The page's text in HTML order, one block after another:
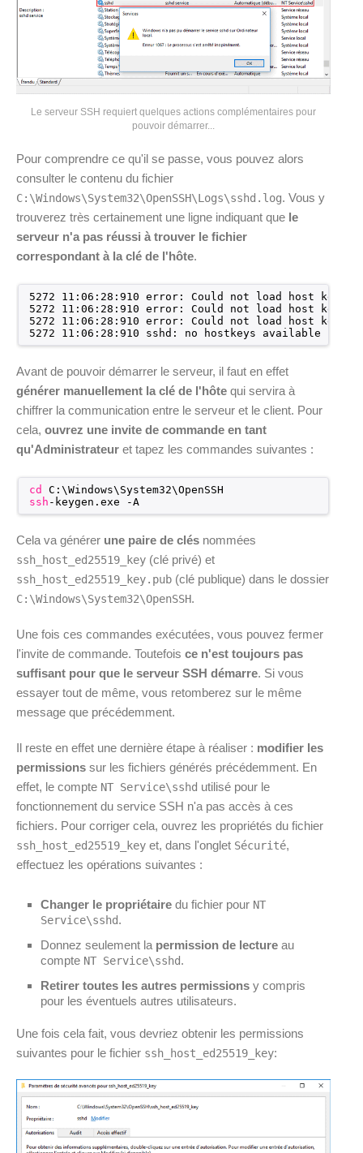
Le serveur SSH requiert quelques actions complémentaires pour
pouvoir démarrer...
Pour comprendre ce qu'il se passe, vous pouvez alors
consulter le contenu du fichier
C:\Windows\System32\OpenSSH\Logs\sshd.log. Vous y
trouverez très certainement une ligne indiquant que le
serveur n'a pas réussi à trouver le fichier
correspondant à la clé de l'hôte.
5272 11:06:28:910 error: Could not load host key: ./
5272 11:06:28:910 error: Could not load host key: ./
5272 11:06:28:910 error: Could not load host key: ./
5272 11:06:28:910 sshd: no hostkeys available --
Avant de pouvoir démarrer le serveur, il faut en effet
générer manuellement la clé de l'hôte qui servira à
chiffrer la communication entre le serveur et le client. Pour
cela, ouvrez une invite de commande en tant
qu'Administrateur et tapez les commandes suivantes :
cd
C:\Windows\System32\OpenSSH
ssh -keygen.exe -A
Cela va générer une paire de clés nommées
ssh_host_ed25519_key (clé privé) et
ssh_host_ed25519_key.pub (clé publique) dans le dossier
C:\Windows\System32\OpenSSH.
Une fois ces commandes exécutées, vous pouvez fermer
l'invite de commande. Toutefois ce n'est toujours pas
suffisant pour que le serveur SSH démarre. Si vous
essayer tout de même, vous retomberez sur le même
message que précédemment.
Il reste en effet une dernière étape à réaliser : modifier les
permissions sur les fichiers générés précédemment. En
effet, le compte NT Service\sshd utilisé pour le
fonctionnement du service SSH n'a pas accès à ces
fichiers. Pour corriger cela, ouvrez les propriétés du fichier
ssh_host_ed25519_key et, dans l'onglet Sécurité,
effectuez les opérations suivantes :
Changer le propriétaire du fichier pour NT
Service\sshd.
Donnez seulement la permission de lecture au
compte NT Service\sshd.
Retirer toutes les autres permissions y compris
pour les éventuels autres utilisateurs.
Une fois cela fait, vous devriez obtenir les permissions
suivantes pour le fichier ssh_host_ed25519_key: